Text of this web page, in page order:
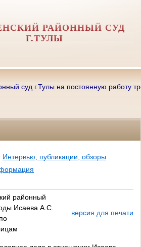
РАЙОННЫЙ СУД
Г.ТУЛЫ
суд г.Тулы на постоянную работу
Интервью, публикации, обзоры
районный
Исаева А.С.
версия для печати